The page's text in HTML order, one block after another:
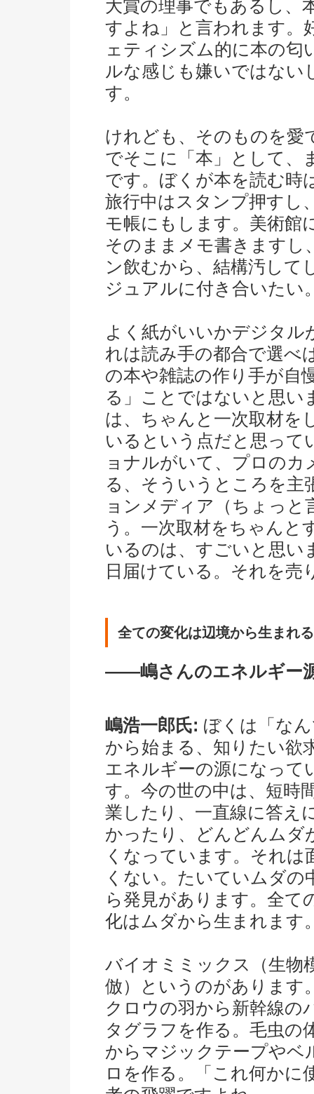
大賞の理事でもあるし、
すよね」と言われます。
ェティシズム的に本の匂
ルな感じも嫌いではない
す。
けれども、そのものを愛
でそこに「本」として、
です。ぼくが本を読む時
旅行中はスタンプ押すし
モ帳にもします。美術館
そのままメモ書きますし
ン飲むから、結構汚して
ジュアルに付き合いたい
よく紙がいいかデジタル
れは読み手の都合で選べ
の本や雑誌の作り手が自
る」ことではないと思い
は、ちゃんと一次取材を
いるという点だと思って
ョナルがいて、プロの
る、そういうところを主
ョンメディア（ちょっ
う。一次取材をちゃんと
いるのは、すごいと思い
日届けている。それを売
全ての変化は辺境から生まれ
――嶋さんのエネルギー
嶋浩一郎氏: ぼくは「な
から始まる、知りたい欲
エネルギーの源になって
す。今の世の中は、短時
業したり、一直線に答え
かったり、どんどんムダ
くなっています。それは
くない。たいていムダの
ら発見があります。全て
化はムダから生まれます
バイオミミックス（生物
倣）というのがあります
クロウの羽から新幹線の
タグラフを作る。毛虫の
からマジックテープやベ
ロを作る。「これ何かに